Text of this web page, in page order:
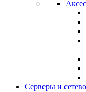
Серверы и